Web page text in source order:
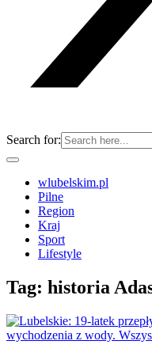
Search for:
wlubelskim.pl
Pilne
Region
Kraj
Sport
Lifestyle
Tag: historia